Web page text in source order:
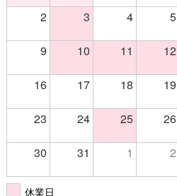
2 3 4 5
9 10 11 12
16 17 18 19
23 24 25 26
30 31 1 2
休業日